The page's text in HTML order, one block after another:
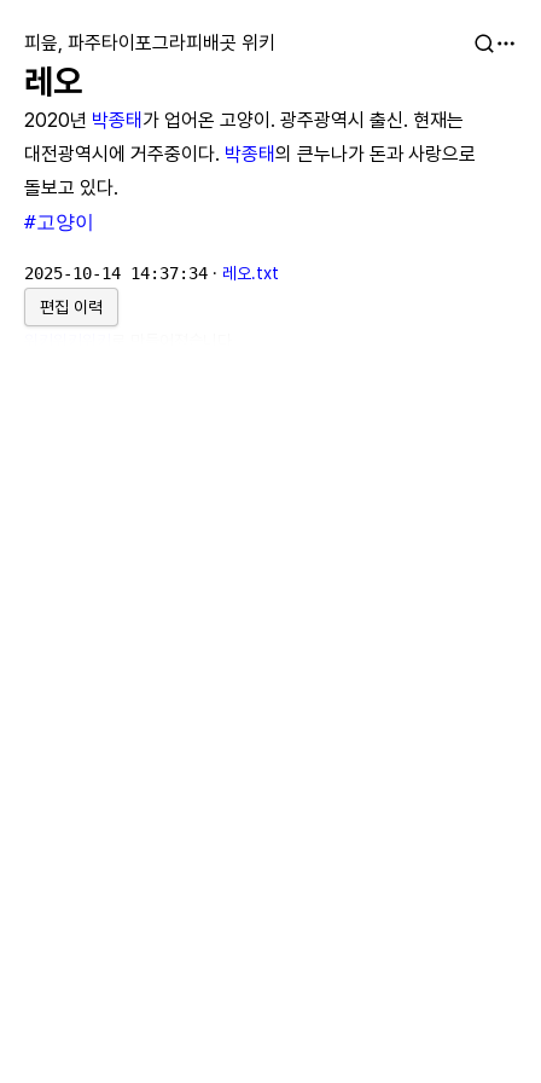
피읖, 파주타이포그라피배곳 위키
레오
2020년 박종태가 업어온 고양이. 광주광역시 출신. 현재는
대전광역시에 거주중이다. 박종태의 큰누나가 돈과 사랑으로
돌보고 있다.
#고양이
2025-10-14 14:37:34 · 레오.txt
편집 이력